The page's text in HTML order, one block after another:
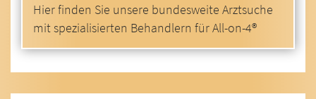
Hier finden Sie unsere bundesweite Arztsuche
mit spezialisierten Behandlern für All-on-4®